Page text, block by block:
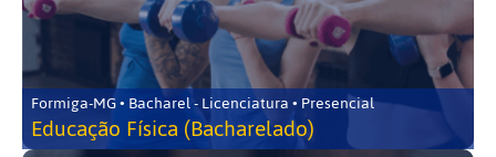
Formiga-MG • Bacharel - Licenciatura • Presencial
Educação Física (Bacharelado)